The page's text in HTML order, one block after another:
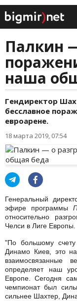
Палкин
наша
Гендиректор
бесславное
евроарене.
18 марта 2019, 07:54
Генеральный
эфире программы
относительно
Челси в Лиге Европы.
"По большому
Динамо Киев, это
взаимосвязанные
определяет наш
Европе. Сегодня
чемпионат был
сильнее Шахтер,